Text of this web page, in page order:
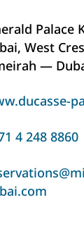
Palace
West
—
4 248 8860